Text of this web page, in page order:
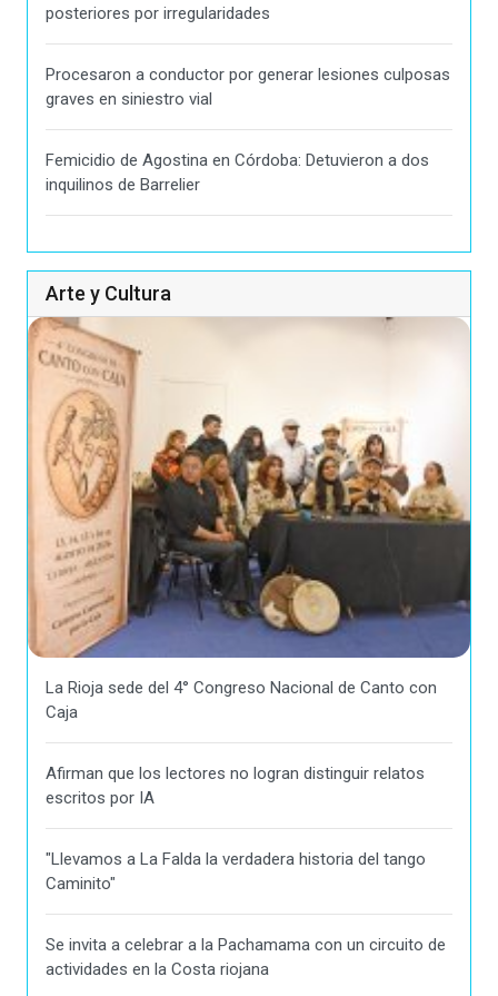
posteriores por irregularidades
Procesaron a conductor por generar lesiones culposas
graves en siniestro vial
Femicidio de Agostina en Córdoba: Detuvieron a dos
inquilinos de Barrelier
Arte y Cultura
La Rioja sede del 4° Congreso Nacional de Canto con
Caja
Afirman que los lectores no logran distinguir relatos
escritos por IA
"Llevamos a La Falda la verdadera historia del tango
Caminito"
Se invita a celebrar a la Pachamama con un circuito de
actividades en la Costa riojana